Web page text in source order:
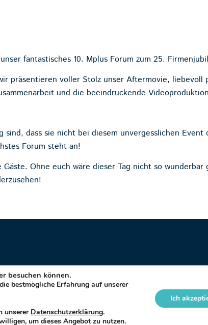
fantastisches 10. Mplus Forum zum 25.
präsentieren voller Stolz unser Aftermovie,
und die beeindruckende
dass sie nicht bei diesem unvergesslichen
Forum steht an!
Ohne euch wäre dieser Tag nicht so
besuchen können.
bestmögliche Erfahrung auf unserer
unserer Datenschutzerklärung.
um dieses Angebot zu nutzen.
Ich